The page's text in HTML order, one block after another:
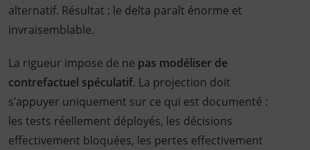
alternatif. Résultat : le delta paraît énorme et
invraisemblable.
La rigueur impose de ne pas modéliser de
contrefactuel spéculatif. La projection doit
s’appuyer uniquement sur ce qui est documenté :
les tests réellement déployés, les décisions
effectivement bloquées, les pertes effectivement